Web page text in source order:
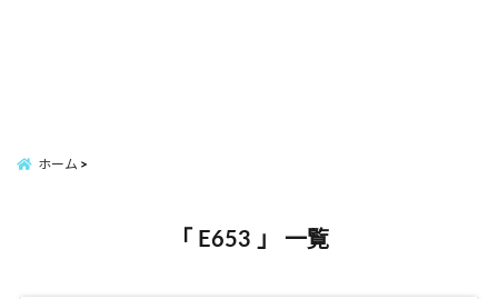
ホーム
「 E653 」 一覧